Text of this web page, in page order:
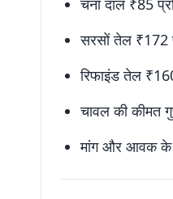
चना दाल ₹85
सरसों तेल ₹172
रिफाइंड तेल
चावल की कीमत
मांग और आवक के